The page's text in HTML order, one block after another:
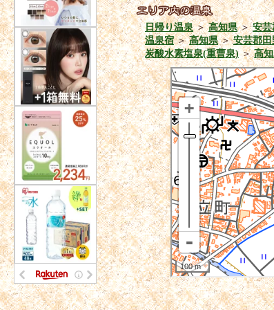
日帰り温泉＞高知県＞安芸
温泉宿＞高知県＞安芸郡田
炭酸水素塩泉(重曹泉)＞高